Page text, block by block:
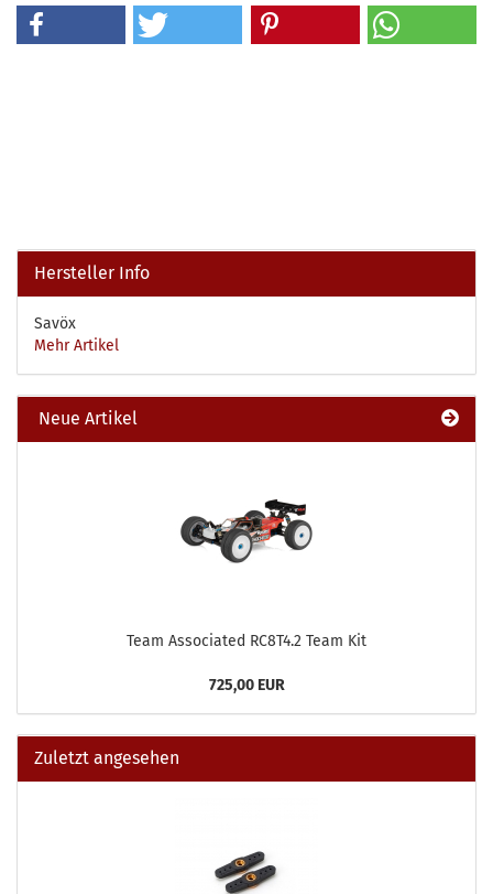
Hersteller Info
Savöx
Mehr Artikel
Neue Artikel
Team Associated RC8T4.2 Team Kit
725,00 EUR
Zuletzt angesehen